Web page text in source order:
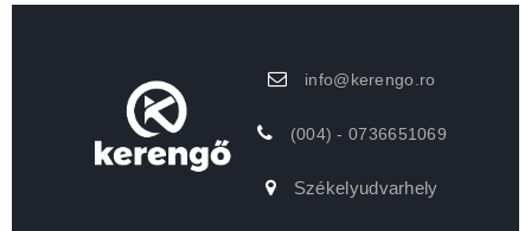
info@kerengo.ro
(004) - 0736651069
Székelyudvarhely